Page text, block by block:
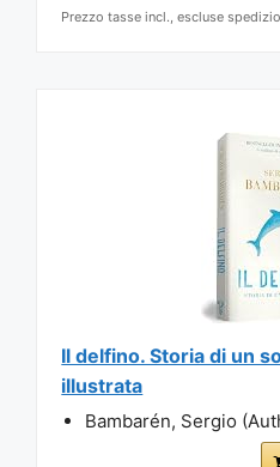
Prezzo tasse incl., escluse
Il delfino. Storia di un
illustrata
Bambarén, Sergio